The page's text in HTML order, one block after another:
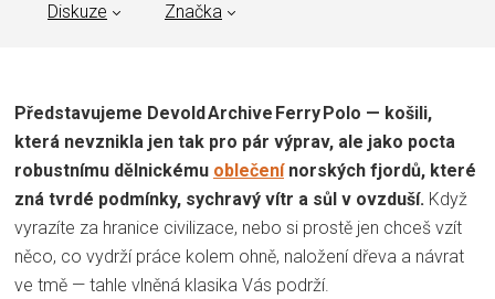
Diskuze Značka
Představujeme Devold Archive Ferry Polo — košili,
která nevznikla jen tak pro pár výprav, ale jako pocta
robustnímu dělnickému oblečenínorských fjordů, které
zná tvrdé podmínky, sychravý vítr a sůl v ovzduší. Když
vyrazíte za hranice civilizace, nebo si prostě jen chceš vzít
něco, co vydrží práce kolem ohně, naložení dřeva a návrat
ve tmě — tahle vlněná klasika Vás podrží.